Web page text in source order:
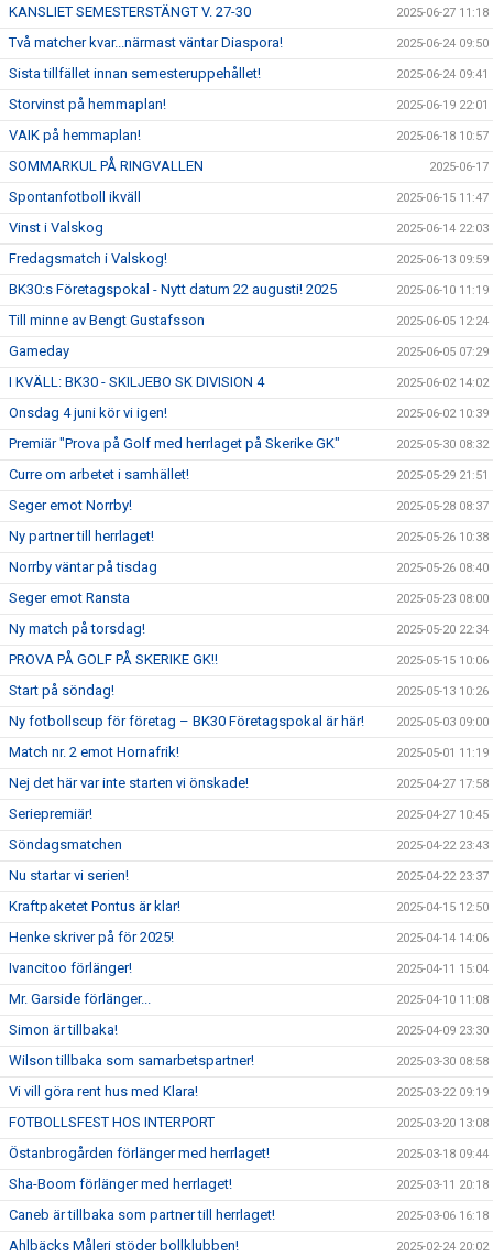
KANSLIET SEMESTERSTÄNGT V. 27-30 2025-06-27 11:18
Två matcher kvar...närmast väntar Diaspora! 2025-06-24 09:50
Sista tillfället innan semesteruppehållet! 2025-06-24 09:41
Storvinst på hemmaplan! 2025-06-19 22:01
VAIK på hemmaplan! 2025-06-18 10:57
SOMMARKUL PÅ RINGVALLEN 2025-06-17
Spontanfotboll ikväll 2025-06-15 11:47
Vinst i Valskog 2025-06-14 22:03
Fredagsmatch i Valskog! 2025-06-13 09:59
BK30:s Företagspokal - Nytt datum 22 augusti! 2025 2025-06-10 11:19
Till minne av Bengt Gustafsson 2025-06-05 12:24
Gameday 2025-06-05 07:29
I KVÄLL: BK30 - SKILJEBO SK DIVISION 4 2025-06-02 14:02
Onsdag 4 juni kör vi igen! 2025-06-02 10:39
Premiär "Prova på Golf med herrlaget på Skerike GK" 2025-05-30 08:32
Curre om arbetet i samhället! 2025-05-29 21:51
Seger emot Norrby! 2025-05-28 08:37
Ny partner till herrlaget! 2025-05-26 10:38
Norrby väntar på tisdag 2025-05-26 08:40
Seger emot Ransta 2025-05-23 08:00
Ny match på torsdag! 2025-05-20 22:34
PROVA PÅ GOLF PÅ SKERIKE GK!! 2025-05-15 10:06
Start på söndag! 2025-05-13 10:26
Ny fotbollscup för företag – BK30 Företagspokal är här! 2025-05-03 09:00
Match nr. 2 emot Hornafrik! 2025-05-01 11:19
Nej det här var inte starten vi önskade! 2025-04-27 17:58
Seriepremiär! 2025-04-27 10:45
Söndagsmatchen 2025-04-22 23:43
Nu startar vi serien! 2025-04-22 23:37
Kraftpaketet Pontus är klar! 2025-04-15 12:50
Henke skriver på för 2025! 2025-04-14 14:06
Ivancitoo förlänger! 2025-04-11 15:04
Mr. Garside förlänger... 2025-04-10 11:08
Simon är tillbaka! 2025-04-09 23:30
Wilson tillbaka som samarbetspartner! 2025-03-30 08:58
Vi vill göra rent hus med Klara! 2025-03-22 09:19
FOTBOLLSFEST HOS INTERPORT 2025-03-20 13:08
Östanbrogården förlänger med herrlaget! 2025-03-18 09:44
Sha-Boom förlänger med herrlaget! 2025-03-11 20:18
Caneb är tillbaka som partner till herrlaget! 2025-03-06 16:18
Ahlbäcks Måleri stöder bollklubben! 2025-02-24 20:02